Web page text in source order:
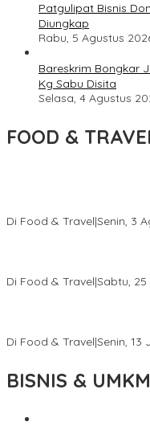
Patgulipat Bisnis
Diungkap
Rabu, 5 Agustus
Bareskrim Bongkar
Kg Sabu Disita
Selasa, 4 Agustus
FOOD &
Di Food & Travel|Senin, 3
Di Food & Travel|Sabtu, 25
Di Food & Travel|Senin, 13
BISNIS & UMKM